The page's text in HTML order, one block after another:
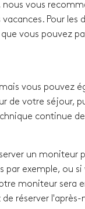
vous
Pour les
vous pouvez
vous pouvez
de votre séjour,
continue
un moniteur
exemple, ou
moniteur sera
réserver